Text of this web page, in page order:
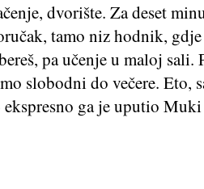
dvorište. Za deset
tamo niz hodnik,
pa učenje u maloj
slobodni do večere. Eto,
ekspresno ga je uputio